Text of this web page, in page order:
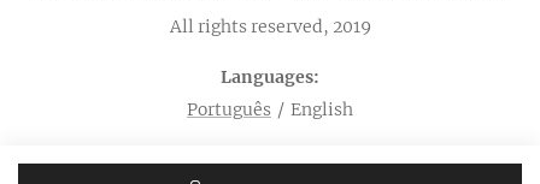
All rights reserved, 2019
Languages
Português
English